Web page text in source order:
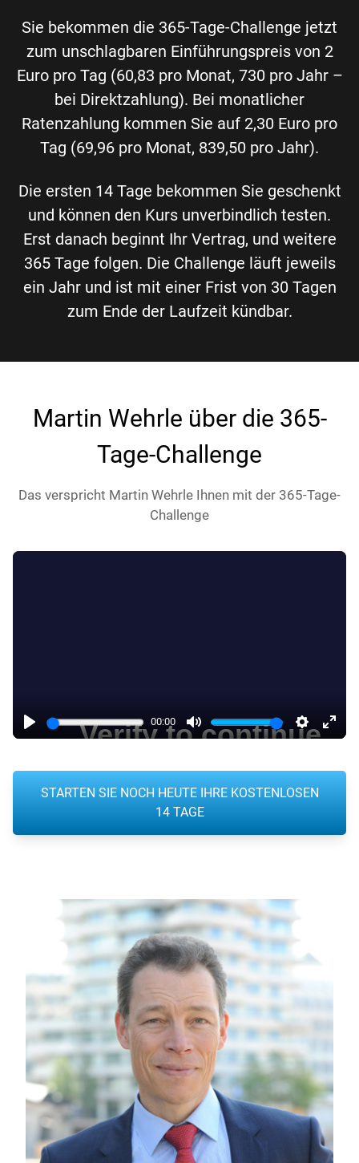
Sie bekommen die 365-Tage-Challenge jetzt
zum unschlagbaren Einführungspreis von 2
Euro pro Tag (60,83 pro Monat, 730 pro Jahr –
bei Direktzahlung). Bei monatlicher
Ratenzahlung kommen Sie auf 2,30 Euro pro
Tag (69,96 pro Monat, 839,50 pro Jahr).
Die ersten 14 Tage bekommen Sie geschenkt
und können den Kurs unverbindlich testen.
Erst danach beginnt Ihr Vertrag, und weitere
365 Tage folgen. Die Challenge läuft jeweils
ein Jahr und ist mit einer Frist von 30 Tagen
zum Ende der Laufzeit kündbar.
Martin Wehrle über die 365-
Tage-Challenge
Das verspricht Martin Wehrle Ihnen mit der 365-Tage-
Challenge
Play
00:00
Mute Settings
Enter
STARTEN SIE NOCH HEUTE IHRE KOSTENLOSEN
14 TAGE